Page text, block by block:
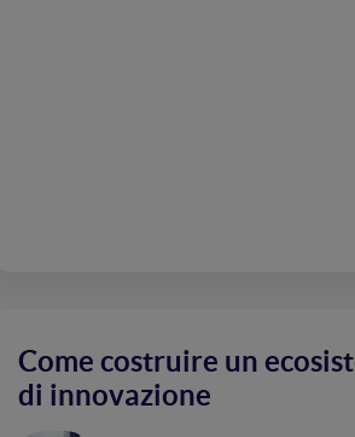
Come costruire un
di innovazione